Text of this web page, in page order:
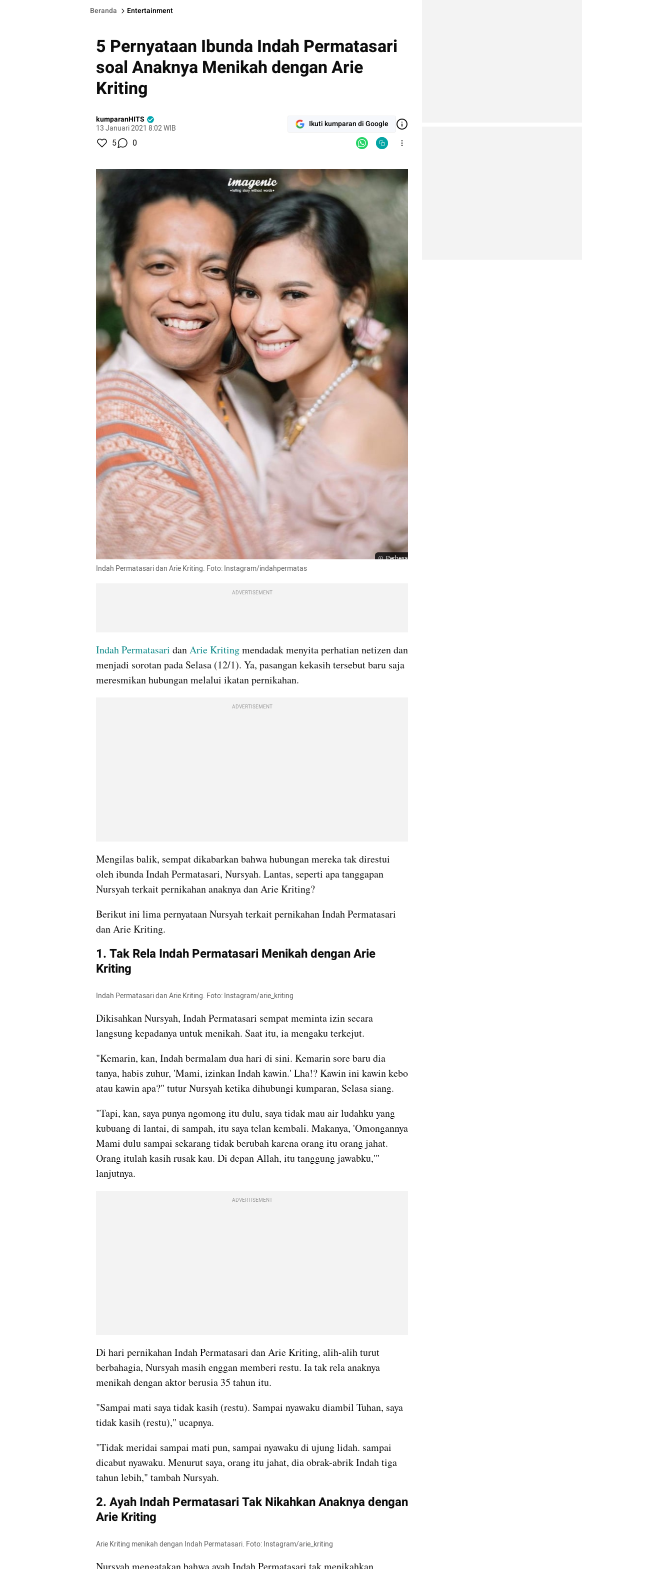
Beranda Entertainment
5 Pernyataan Ibunda Indah Permatasari
soal Anaknya Menikah dengan Arie
Kriting
kumparanHITS
13 Januari 2021 8:02 WIB
Ikuti kumparan di Google
5 0
Perbesar
﻿Indah Permatasari dan Arie Kriting. Foto: Instagram/indahpermatas
ADVERTISEMENT
Indah Permatasari dan Arie Kriting mendadak menyita perhatian netizen dan
menjadi sorotan pada Selasa (12/1). Ya, pasangan kekasih tersebut baru saja
meresmikan hubungan melalui ikatan pernikahan.
ADVERTISEMENT
Mengilas balik, sempat dikabarkan bahwa hubungan mereka tak direstui
oleh ibunda Indah Permatasari, Nursyah. Lantas, seperti apa tanggapan
Nursyah terkait pernikahan anaknya dan Arie Kriting?
Berikut ini lima pernyataan Nursyah terkait pernikahan Indah Permatasari
dan Arie Kriting.
1. Tak Rela Indah Permatasari Menikah dengan Arie
Kriting
﻿Indah Permatasari dan Arie Kriting. Foto: Instagram/arie_kriting
Dikisahkan Nursyah, Indah Permatasari sempat meminta izin secara
langsung kepadanya untuk menikah. Saat itu, ia mengaku terkejut.
"Kemarin, kan, Indah bermalam dua hari di sini. Kemarin sore baru dia
tanya, habis zuhur, 'Mami, izinkan Indah kawin.' Lha!? Kawin ini kawin kebo
atau kawin apa?" tutur Nursyah ketika dihubungi kumparan, Selasa siang.
"Tapi, kan, saya punya ngomong itu dulu, saya tidak mau air ludahku
kubuang di lantai, di sampah, itu saya telan kembali. Makanya, 'Omongannya
Mami dulu sampai sekarang tidak berubah karena orang itu orang jahat.
Orang itulah kasih rusak kau. Di depan Allah, itu tanggung jawabku,'"
lanjutnya.
ADVERTISEMENT
Di hari pernikahan Indah Permatasari dan Arie Kriting, alih-alih turut
berbahagia, Nursyah masih enggan memberi restu. Ia tak rela anaknya
menikah dengan aktor berusia 35 tahun itu.
"Sampai mati saya tidak kasih (restu). Sampai nyawaku diambil Tuhan, saya
tidak kasih (restu)," ucapnya.
"Tidak meridai sampai mati pun, sampai nyawaku di ujung lidah. sampai
dicabut nyawaku. Menurut saya, orang itu jahat, dia obrak-abrik Indah tiga
tahun lebih," tambah Nursyah.
2. Ayah Indah Permatasari Tak Nikahkan Anaknya dengan
Arie Kriting
Arie Kriting menikah dengan Indah Permatasari. Foto: Instagram/arie_kriting
Nursyah mengatakan bahwa ayah Indah Permatasari tak menikahkan